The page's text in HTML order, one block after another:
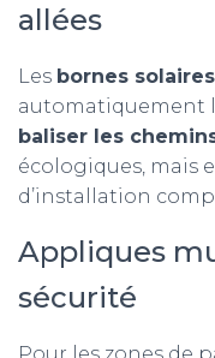
allées
Les bornes solaires
automatiquement
baliser les
écologiques, mais
d’installation
Appliques
sécurité
Pour les zones de